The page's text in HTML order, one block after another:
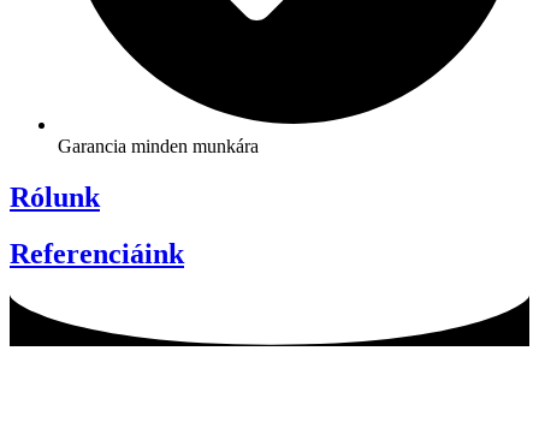
Garancia minden munkára
Rólunk
Referenciáink